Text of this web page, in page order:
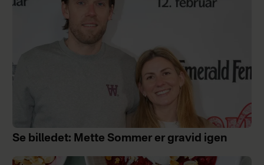
Se billedet: Mette Sommer er gravid igen